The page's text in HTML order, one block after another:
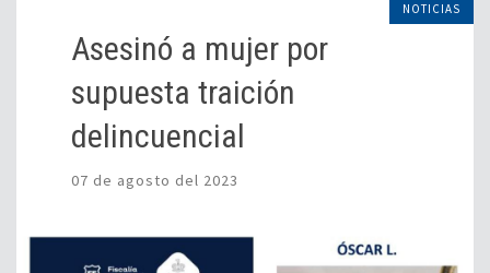
NOTICIAS
Asesinó a mujer por
supuesta traición
delincuencial
07 de agosto del 2023